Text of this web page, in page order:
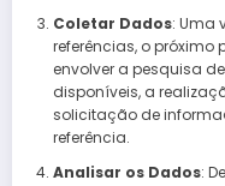
Coletar Dados: Uma
referências, o próximo
envolver a pesquisa
disponíveis, a
solicitação de
referência.
Analisar os Dados: